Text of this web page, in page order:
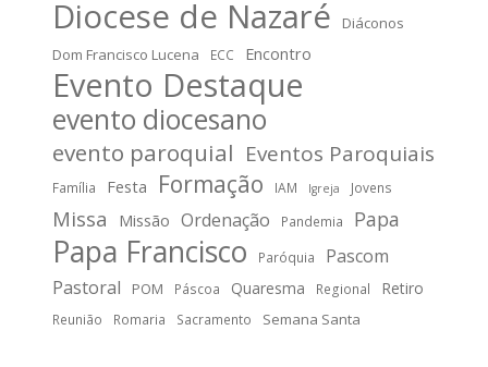
Diocese de Nazaré
Diáconos
Dom Francisco Lucena
ECC Encontro
Evento Destaque
evento diocesano
evento paroquial Eventos Paroquiais
Família Festa Formação IAM Igreja Jovens
Missa Missão Ordenação Pandemia Papa
Papa Francisco Paróquia
Pascom
Pastoral
POM Páscoa Quaresma Regional Retiro
Reunião Romaria Sacramento Semana Santa